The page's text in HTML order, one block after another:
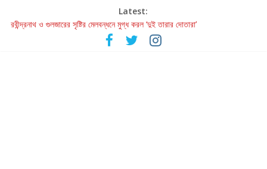
Latest:
হাওয়া বদলের টলিউডে ‘তুমি এলে তাই’
রবীন্দ্রনাথ ও গুলজারের সৃষ্টির মেলবন্ধনে মুগ্ধ করল ‘দুই তারার দোতারা’
কলের গান থেকে রীলস্ — বাঙালির গান শোনার বিবর্তনের গল্প